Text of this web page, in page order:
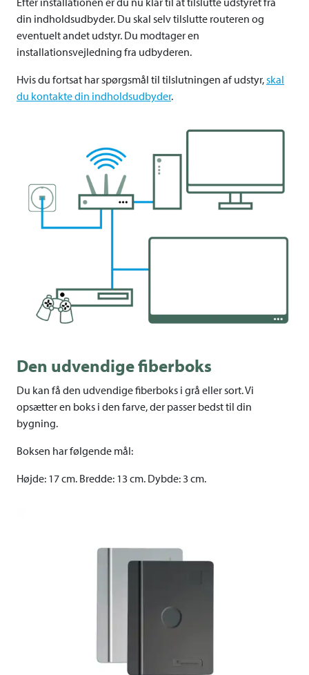
din indholdsudbyder. Du skal selv tilslutte routeren og
eventuelt andet udstyr. Du modtager en
installationsvejledning fra udbyderen.
Hvis du fortsat har spørgsmål til tilslutningen af udstyr,skal
du kontakte din indholdsudbyder.
Den udvendige fiberboks
Du kan få den udvendige fiberboks i grå eller sort. Vi
opsætter en boks i den farve, der passer bedst til din
bygning.
Boksen har følgende mål:
Højde: 17 cm. Bredde: 13 cm. Dybde: 3 cm.